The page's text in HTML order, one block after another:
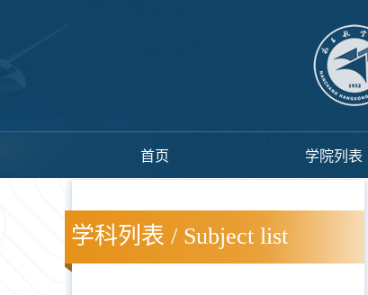
首页 学院列表
学科列表 / Subject list